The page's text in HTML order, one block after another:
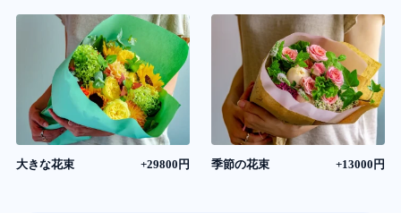
大きな花束 +29800円 季節の花束 +13000円